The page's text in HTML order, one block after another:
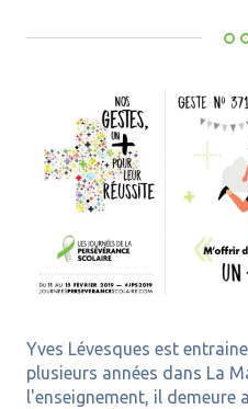
Yves Lévesques est
plusieurs années dans La
l'enseignement, il demeure